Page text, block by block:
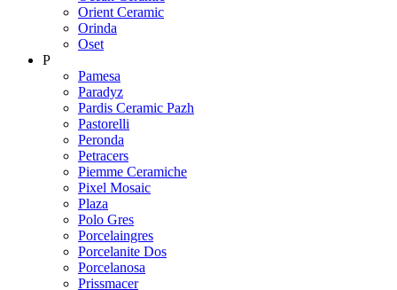
Orient Ceramic
Orinda
Oset
P
Pamesa
Paradyz
Pardis Ceramic Pazh
Pastorelli
Peronda
Petracers
Piemme Ceramiche
Pixel Mosaic
Plaza
Polo Gres
Porcelaingres
Porcelanite Dos
Porcelanosa
Prissmacer